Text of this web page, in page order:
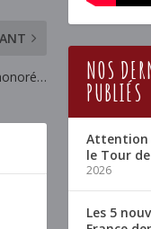
NOS
PUBLIÉS
Attention
le Tour
2026
Les 5